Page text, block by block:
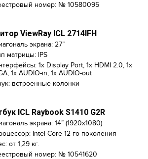
номер: № 10580095
ViewRay ICL 2714IFH
экрана: 27”
матрицы: IPS
1х Display Port, 1х HDMI 2.0, 1x
1x AUDIO-in, 1x AUDIO-out
встроенные колонки
ICL Raybook S1410 G2R
экрана: 14” (1920x1080)
Intel Core 12-го поколения
от 1,29 кг.
номер: № 10541620